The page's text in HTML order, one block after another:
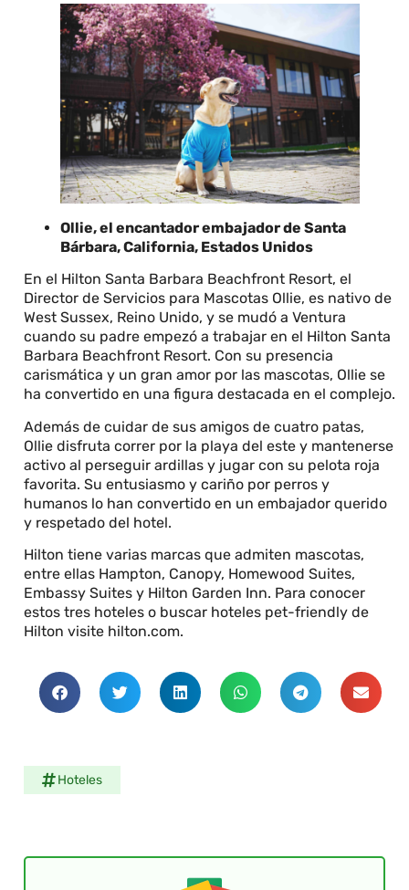
Ollie, el encantador embajador de Santa
Bárbara, California, Estados Unidos
En el Hilton Santa Barbara Beachfront Resort, el
Director de Servicios para Mascotas Ollie, es nativo de
West Sussex, Reino Unido, y se mudó a Ventura
cuando su padre empezó a trabajar en el Hilton Santa
Barbara Beachfront Resort. Con su presencia
carismática y un gran amor por las mascotas, Ollie se
ha convertido en una figura destacada en el complejo.
Además de cuidar de sus amigos de cuatro patas,
Ollie disfruta correr por la playa del este y mantenerse
activo al perseguir ardillas y jugar con su pelota roja
favorita. Su entusiasmo y cariño por perros y
humanos lo han convertido en un embajador querido
y respetado del hotel.
Hilton tiene varias marcas que admiten mascotas,
entre ellas Hampton, Canopy, Homewood Suites,
Embassy Suites y Hilton Garden Inn. Para conocer
estos tres hoteles o buscar hoteles pet-friendly de
Hilton visite hilton.com.
Hoteles